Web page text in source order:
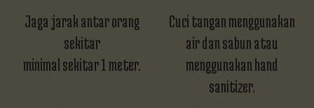
Jaga jarak antar orang
sekitar
minimal sekitar 1 meter.
Cuci tangan menggunakan
air dan sabun atau
menggunakan hand
sanitizer.